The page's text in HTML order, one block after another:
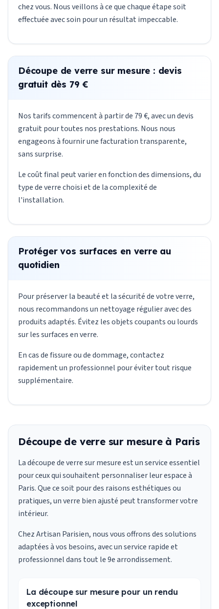
chez vous. Nous veillons à ce que chaque étape soit
effectuée avec soin pour un résultat impeccable.
Découpe de verre sur mesure : devis
gratuit dès 79 €
Nos tarifs commencent à partir de 79 €, avec un devis
gratuit pour toutes nos prestations. Nous nous
engageons à fournir une facturation transparente,
sans surprise.
Le coût final peut varier en fonction des dimensions, du
type de verre choisi et de la complexité de
l'installation.
Protéger vos surfaces en verre au
quotidien
Pour préserver la beauté et la sécurité de votre verre,
nous recommandons un nettoyage régulier avec des
produits adaptés. Évitez les objets coupants ou lourds
sur les surfaces en verre.
En cas de fissure ou de dommage, contactez
rapidement un professionnel pour éviter tout risque
supplémentaire.
Découpe de verre sur mesure à Paris
La découpe de verre sur mesure est un service essentiel
pour ceux qui souhaitent personnaliser leur espace à
Paris. Que ce soit pour des raisons esthétiques ou
pratiques, un verre bien ajusté peut transformer votre
intérieur.
Chez Artisan Parisien, nous vous offrons des solutions
adaptées à vos besoins, avec un service rapide et
professionnel dans tout le 9e arrondissement.
La découpe sur mesure pour un rendu
exceptionnel